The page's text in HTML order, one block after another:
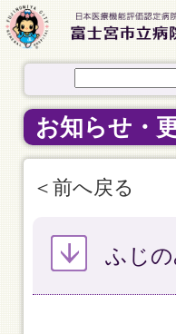
お知らせ・
前へ戻る
ふじ